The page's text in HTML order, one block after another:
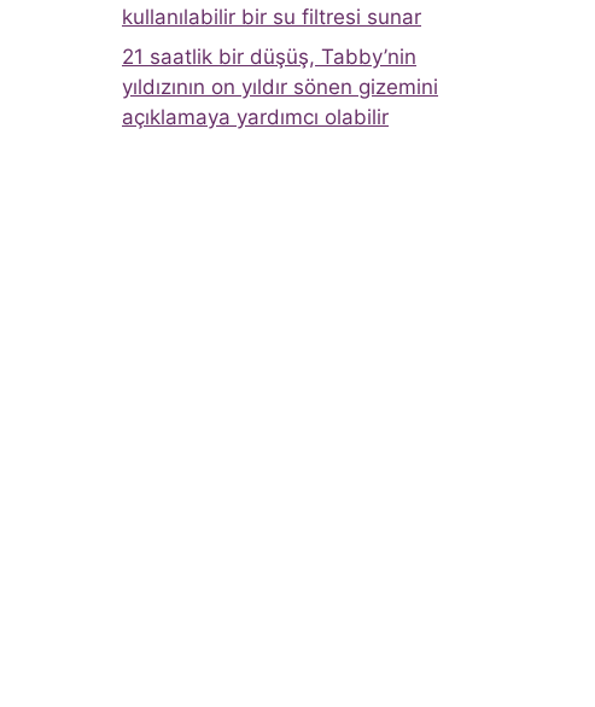
kullanılabilir bir su filtresi sunar
21 saatlik bir düşüş, Tabby’nin
yıldızının on yıldır sönen gizemini
açıklamaya yardımcı olabilir